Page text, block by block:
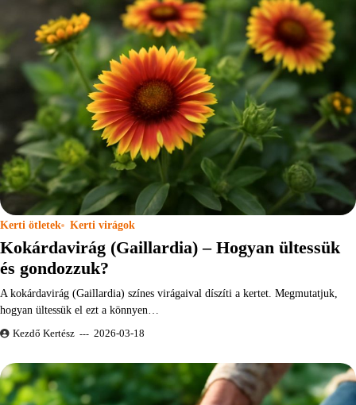
Kerti ötletek Kerti virágok
Kokárdavirág (Gaillardia) – Hogyan ültessük
és gondozzuk?
A kokárdavirág (Gaillardia) színes virágaival díszíti a kertet. Megmutatjuk,
hogyan ültessük el ezt a könnyen…
Kezdő Kertész 2026-03-18